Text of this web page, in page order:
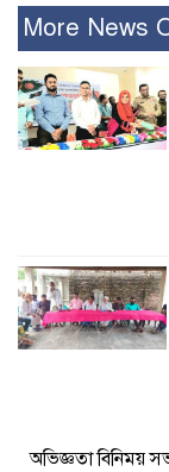
More News
অভিজ্ঞতা বিনিময়